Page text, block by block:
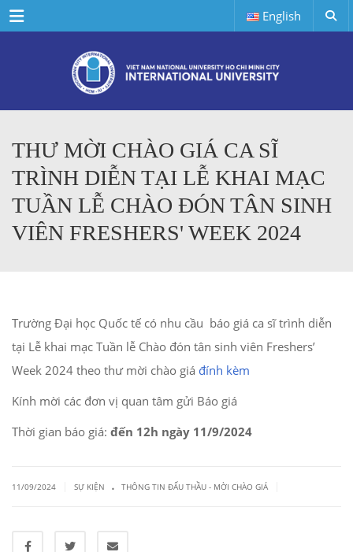
Menu English
THƯ MỜI CHÀO GIÁ CA SĨ
TRÌNH DIỄN TẠI LỄ KHAI MẠC
TUẦN LỄ CHÀO ĐÓN TÂN SINH
VIÊN FRESHERS' WEEK 2024
Trường Đại học Quốc tế có nhu cầu báo giá ca sĩ trình diễn
tại Lễ khai mạc Tuần lễ Chào đón tân sinh viên Freshers’
Week 2024 theo thư mời chào giá đính kèm
Kính mời các đơn vị quan tâm gửi Báo giá
Thời gian báo giá: đến 12h ngày 11/9/2024
11/09/2024 SỰ KIỆN . THÔNG TIN ĐẤU THẦU - MỜI CHÀO GIÁ